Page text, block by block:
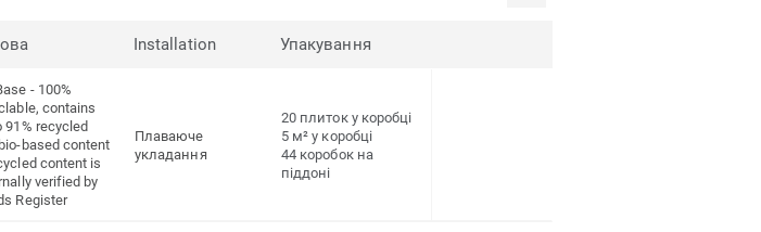
Installation Упакування
- 100%
contains
91% recycled
based content
content is
verified by
Register
Плаваюче
укладання
20 плиток у коробці
5 м² у коробці
44 коробок на
піддоні